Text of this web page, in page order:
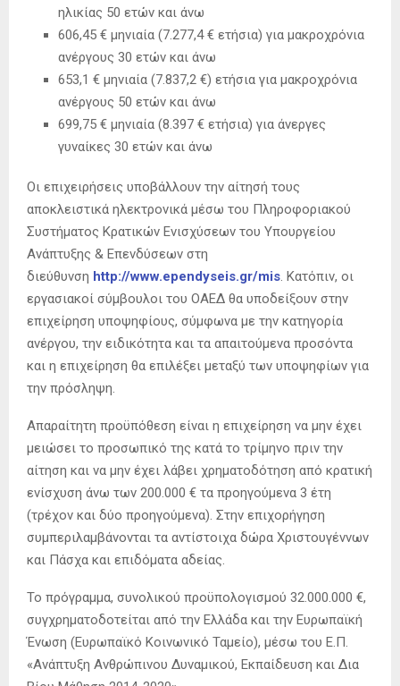
ηλικίας 50 ετών και άνω
606,45 € μηνιαία (7.277,4 € ετήσια) για μακροχρόνια
ανέργους 30 ετών και άνω
653,1 € μηνιαία (7.837,2 €) ετήσια για μακροχρόνια
ανέργους 50 ετών και άνω
699,75 € μηνιαία (8.397 € ετήσια) για άνεργες
γυναίκες 30 ετών και άνω
Οι επιχειρήσεις υποβάλλουν την αίτησή τους
αποκλειστικά ηλεκτρονικά μέσω του Πληροφοριακού
Συστήματος Κρατικών Ενισχύσεων του Υπουργείου
Ανάπτυξης & Επενδύσεων στη
διεύθυνση http://www.ependyseis.gr/mis. Κατόπιν, οι
εργασιακοί σύμβουλοι του ΟΑΕΔ θα υποδείξουν στην
επιχείρηση υποψηφίους, σύμφωνα με την κατηγορία
ανέργου, την ειδικότητα και τα απαιτούμενα προσόντα
και η επιχείρηση θα επιλέξει μεταξύ των υποψηφίων για
την πρόσληψη.
Απαραίτητη προϋπόθεση είναι η επιχείρηση να μην έχει
μειώσει το προσωπικό της κατά το τρίμηνο πριν την
αίτηση και να μην έχει λάβει χρηματοδότηση από κρατική
ενίσχυση άνω των 200.000 € τα προηγούμενα 3 έτη
(τρέχον και δύο προηγούμενα). Στην επιχορήγηση
συμπεριλαμβάνονται τα αντίστοιχα δώρα Χριστουγέννων
και Πάσχα και επιδόματα αδείας.
Το πρόγραμμα, συνολικού προϋπολογισμού 32.000.000 €,
συγχρηματοδοτείται από την Ελλάδα και την Ευρωπαϊκή
Ένωση (Ευρωπαϊκό Κοινωνικό Ταμείο), μέσω του Ε.Π.
«Ανάπτυξη Ανθρώπινου Δυναμικού, Εκπαίδευση και Δια